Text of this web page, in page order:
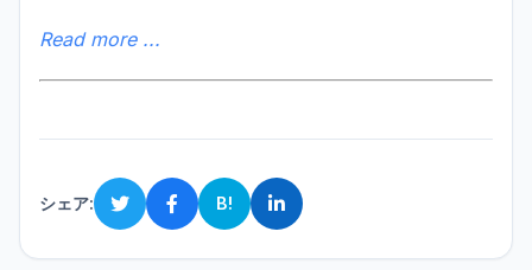
Read more ...
シェア: B!